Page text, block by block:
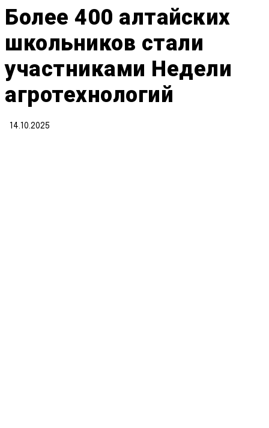
Более 400 алтайских
школьников стали
участниками Недели
агротехнологий
14.10.2025